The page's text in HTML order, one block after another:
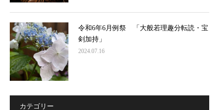
令和6年6月例祭 「大般若理趣分転読・宝
剣加持」
2024.07.16
カテゴリー